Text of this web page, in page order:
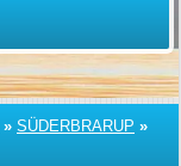
» SÜDERBRARUP »